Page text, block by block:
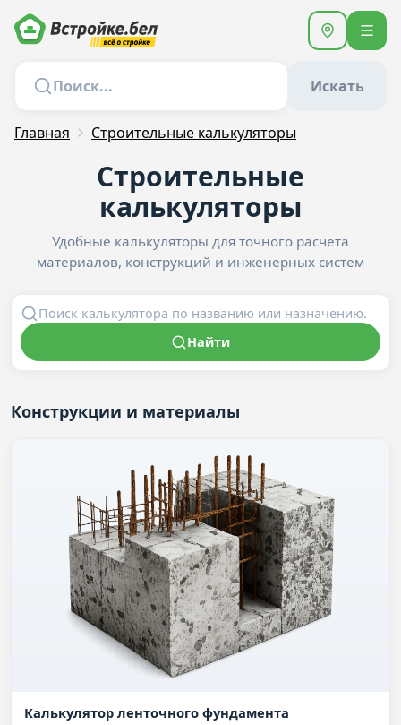
Искать
Главная Строительные калькуляторы
Строительные
калькуляторы
Удобные калькуляторы для точного расчета
материалов, конструкций и инженерных систем
Найти
Конструкции и материалы
Калькулятор ленточного фундамента